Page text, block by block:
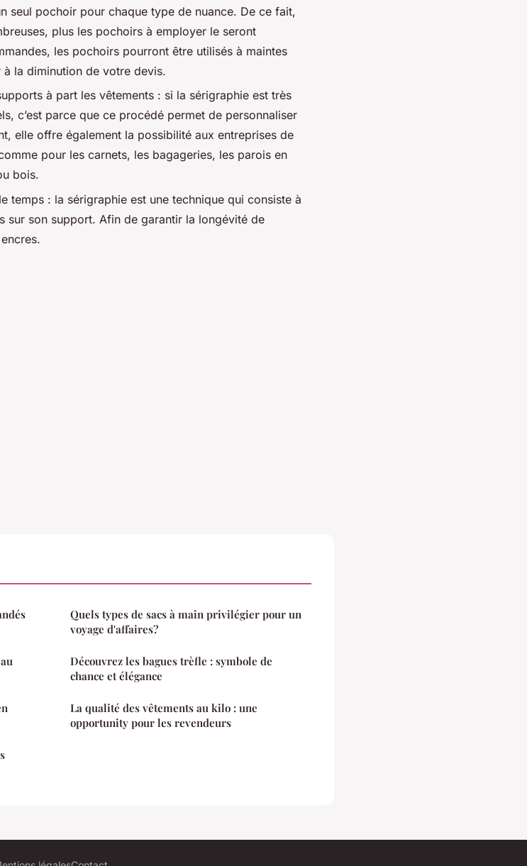
seul pochoir pour chaque type de nuance. De ce fait,
plus les pochoirs à employer le seront
les pochoirs pourront être utilisés à maintes
la diminution de votre devis.
à part les vêtements : si la sérigraphie est très
c’est parce que ce procédé permet de personnaliser
elle offre également la possibilité aux entreprises de
pour les carnets, les bagageries, les parois en
bois.
temps : la sérigraphie est une technique qui consiste à
sur son support. Afin de garantir la longévité de
Quels types de sacs à main privilégier pour un
voyage d'affaires?
Découvrez les bagues trèfle : symbole de
chance et élégance
La qualité des vêtements au kilo : une
opportunity pour les revendeurs